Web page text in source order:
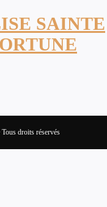
SAINTE
droits réservés